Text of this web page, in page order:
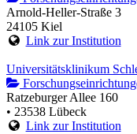
Arnold-Heller-Straße 3
24105 Kiel
Link zur Institution
Universitätsklinikum
Ratzeburger Allee 160
• 23538 Lübeck
Link zur Institution